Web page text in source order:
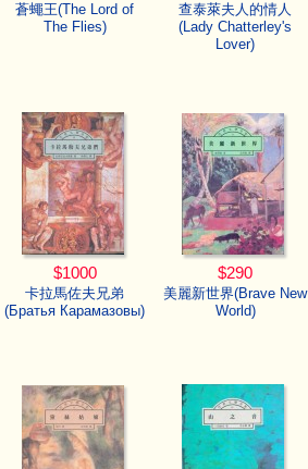
蒼蠅王(The Lord of
The Flies)
查泰萊夫人的情人
(Lady Chatterley's
Lover)
$1000 $290
卡拉馬佐夫兄弟
(Братья Карамазовы)
美麗新世界(Brave New
World)